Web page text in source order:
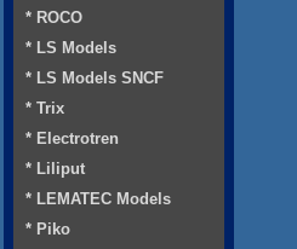
* ROCO
* LS Models
* LS Models SNCF
* Trix
* Electrotren
* Liliput
* LEMATEC Models
* Piko